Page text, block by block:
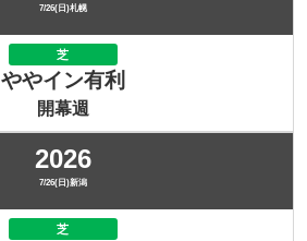
7/26(日)札幌
芝
ややイン有利
開幕週
2026
7/26(日)新潟
芝